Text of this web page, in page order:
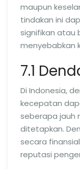
maupun
tindakan ini
signifikan atau
menyebabkan
7.1
Di Indonesia,
kecepatan
seberapa jauh
ditetapkan.
secara
reputasi